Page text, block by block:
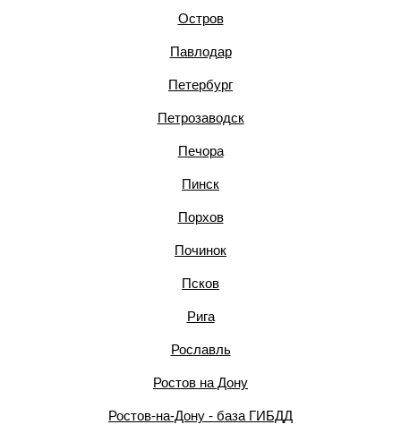
Остров
Павлодар
Петербург
Петрозаводск
Печора
Пинск
Порхов
Починок
Псков
Рига
Рославль
Ростов на Дону
Ростов-на-Дону - база ГИБДД